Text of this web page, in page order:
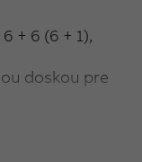
+ 6 (6 + 1),
doskou pre